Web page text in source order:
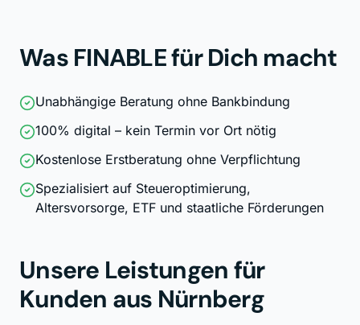
Was FINABLE für Dich macht
Unabhängige Beratung ohne Bankbindung
100% digital – kein Termin vor Ort nötig
Kostenlose Erstberatung ohne Verpflichtung
Spezialisiert auf Steueroptimierung,
Altersvorsorge, ETF und staatliche Förderungen
Unsere Leistungen für
Kunden aus Nürnberg